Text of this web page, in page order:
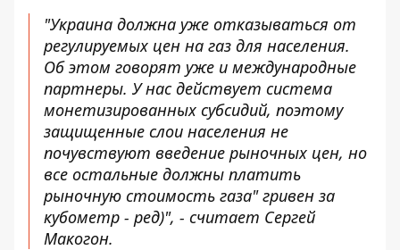
"Украина должна уже отказываться от
регулируемых цен на газ для населения.
Об этом говорят уже и международные
партнеры. У нас действует система
монетизированных субсидий, поэтому
защищенные слои населения не
почувствуют введение рыночных цен, но
все остальные должны платить
рыночную стоимость газа" гривен за
кубометр - ред)", - считает Сергей
Макогон.